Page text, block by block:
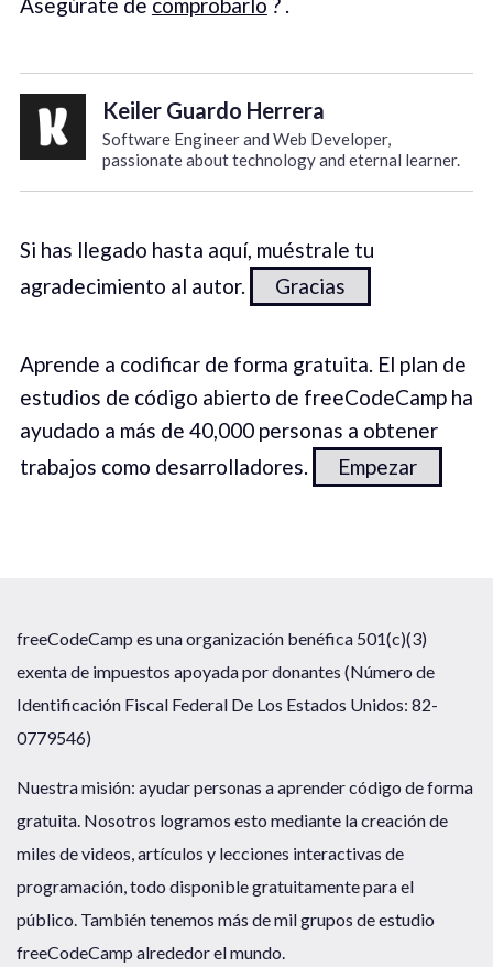
Keiler Guardo Herrera
Software Engineer and Web Developer,
passionate about technology and eternal learner.
Si has llegado hasta aquí, muéstrale tu
agradecimiento al autor.
Gracias
Aprende a codificar de forma gratuita. El plan de
estudios de código abierto de freeCodeCamp ha
ayudado a más de 40,000 personas a obtener
trabajos como desarrolladores.
Empezar
freeCodeCamp es una organización benéfica 501(c)(3)
exenta de impuestos apoyada por donantes (Número de
Identificación Fiscal Federal De Los Estados Unidos: 82-
0779546)
Nuestra misión: ayudar personas a aprender código de forma
gratuita. Nosotros logramos esto mediante la creación de
miles de videos, artículos y lecciones interactivas de
programación, todo disponible gratuitamente para el
público. También tenemos más de mil grupos de estudio
freeCodeCamp alrededor el mundo.